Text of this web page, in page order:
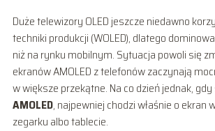
Duże telewizory OLED jeszcze niedawno
techniki produkcji (WOLED), dlatego
niż na rynku mobilnym. Sytuacja powoli się
ekranów AMOLED z telefonów zaczynają
w większe przekątne. Na co dzień jednak,
AMOLED, najpewniej chodzi właśnie o ekran
zegarku albo tablecie.